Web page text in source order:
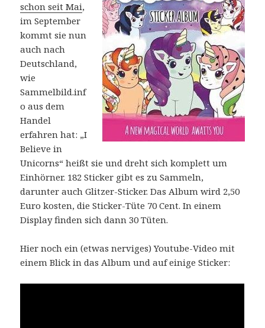
schon seit Mai,
im September
kommt sie nun
auch nach
Deutschland,
wie
Sammelbild.inf
o aus dem
Handel
erfahren hat: „I
Believe in
Unicorns“ heißt sie und dreht sich komplett um
Einhörner. 182 Sticker gibt es zu Sammeln,
darunter auch Glitzer-Sticker. Das Album wird 2,50
Euro kosten, die Sticker-Tüte 70 Cent. In einem
Display finden sich dann 30 Tüten.
Hier noch ein (etwas nerviges) Youtube-Video mit
einem Blick in das Album und auf einige Sticker: